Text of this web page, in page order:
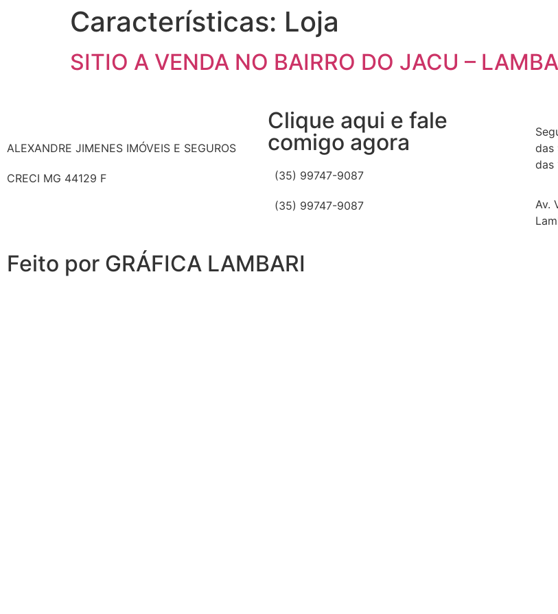
Características: Loja
SITIO A VENDA NO BAIRRO DO JACU –
ALEXANDRE JIMENES IMÓVEIS E SEGUROS
CRECI MG 44129 F
Clique aqui e fale
comigo agora
(35) 99747-9087
(35) 99747-9087
das
das
Av.
Feito por GRÁFICA LAMBARI